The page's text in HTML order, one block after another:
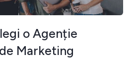
o Agenție
Marketing